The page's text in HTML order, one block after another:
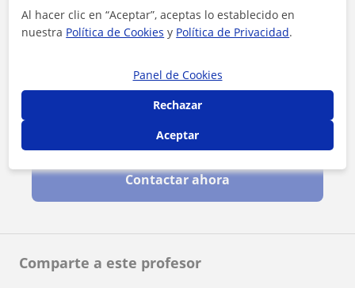
Comparte a este profesor
Al hacer clic, aceptas nuestroaviso legal
Contactar ahora
Al hacer clic en “Aceptar”, aceptas lo establecido en
nuestra Política de Cookies y Política de Privacidad.
Panel de Cookies
Rechazar
Aceptar